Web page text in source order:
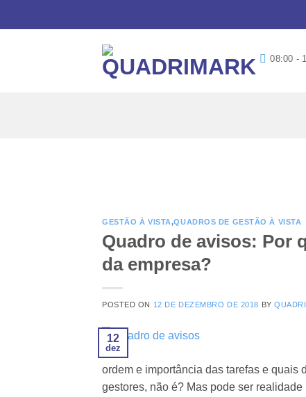
08:00 -
GESTÃO À VISTA,QUADROS DE GESTÃO À VISTA
Quadro de avisos: Por
da empresa?
POSTED ON 12 DE DEZEMBRO DE 2018 BY
12
dez
ordem e importância das tarefas e quais
gestores, não é? Mas pode ser